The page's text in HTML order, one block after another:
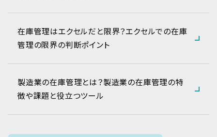
在庫管理はエクセルだと限界？エクセルでの在庫
管理の限界の判断ポイント
製造業の在庫管理とは？製造業の在庫管理の特
徴や課題と役立つツール